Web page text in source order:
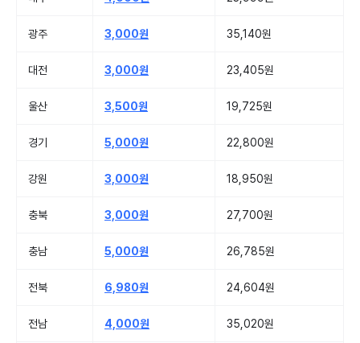
광주 3,000원 35,140원
대전 3,000원 23,405원
울산 3,500원 19,725원
경기 5,000원 22,800원
강원 3,000원 18,950원
충북 3,000원 27,700원
충남 5,000원 26,785원
전북 6,980원 24,604원
전남 4,000원 35,020원